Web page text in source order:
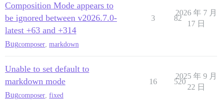
Composition Mode appears to
be ignored between v2026.7.0-
latest +63 and +314
Bugcomposer markdown
3 82
2026 年 7 月
17 日
Unable to set default to
markdown mode
Bugcomposer fixed
16 520
2025 年 9 月
22 日